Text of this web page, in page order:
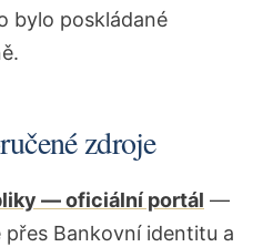
bylo poskládané
zdroje
— oficiální portál —
Bankovní identitu a